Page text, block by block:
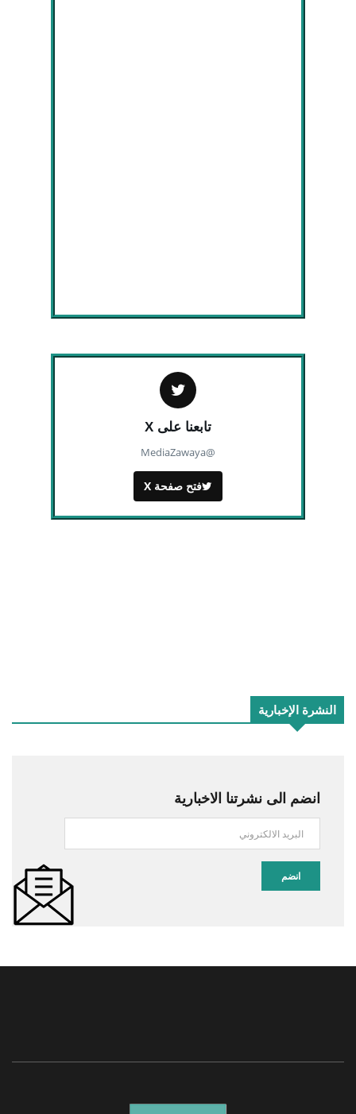
تابعنا على X
@MediaZawaya
فتح صفحة X
النشرة الإخبارية
انضم الى نشرتنا الاخبارية
انضم